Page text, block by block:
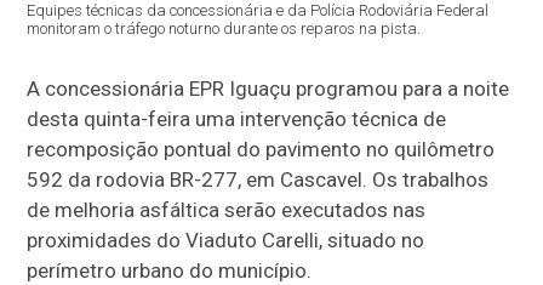
Equipes técnicas da concessionária e da Polícia Rodoviária Federal
monitoram o tráfego noturno durante os reparos na pista.
A concessionária EPR Iguaçu programou para a noite
desta quinta-feira uma intervenção técnica de
recomposição pontual do pavimento no quilômetro
592 da rodovia BR-277, em Cascavel. Os trabalhos
de melhoria asfáltica serão executados nas
proximidades do Viaduto Carelli, situado no
perímetro urbano do município.